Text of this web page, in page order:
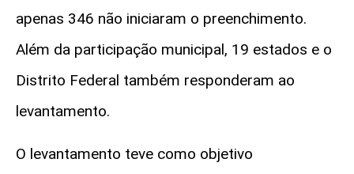
apenas 346 não iniciaram o preenchimento.
Além da participação municipal, 19 estados e o
Distrito Federal também responderam ao
levantamento.
O levantamento teve como objetivo